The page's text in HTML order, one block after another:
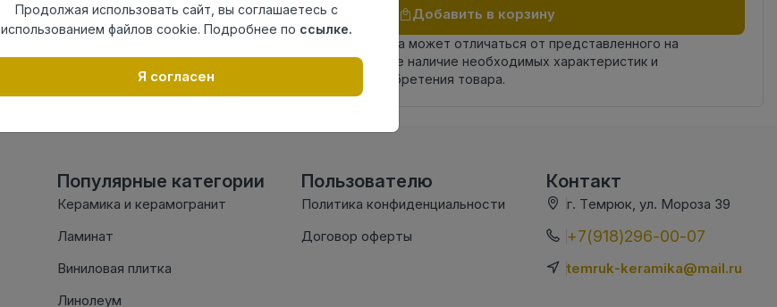
Добавить в корзину
Внимание! Внешний вид товара может отличаться от представленного на
настоящем сайте. Проверяйте наличие необходимых характеристик и
комплектации в момент приобретения товара.
Популярные категории
Керамика и керамогранит
Ламинат
Виниловая плитка
Линолеум
Пользователю
Политика конфиденциальности
Договор оферты
Контакт
г. Темрюк, ул. Мороза 39
+7(918)296-00-07
temruk-keramika@mail.ru
Продолжая использовать сайт, вы соглашаетесь с
использованием файлов cookie. Подробнее по ссылке.
Я согласен